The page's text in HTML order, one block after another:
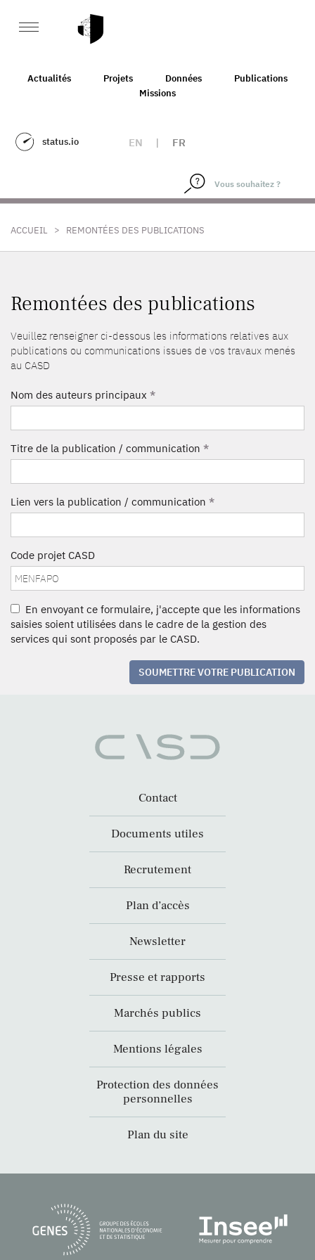
Actualités Projets Données
Publications
Missions
status.io EN | FR
ACCUEIL > REMONTÉES DES PUBLICATIONS
Remontées des publications
Veuillez renseigner ci-dessous les informations relatives aux
publications ou communications issues de vos travaux menés
au CASD
Nom des auteurs principaux *
Titre de la publication / communication *
Lien vers la publication / communication *
Code projet CASD
En envoyant ce formulaire, j'accepte que les informations
saisies soient utilisées dans le cadre de la gestion des
services qui sont proposés par le CASD.
SOUMETTRE VOTRE PUBLICATION
Contact
Documents utiles
Recrutement
Plan d’accès
Newsletter
Presse et rapports
Marchés publics
Mentions légales
Protection des données
personnelles
Plan du site